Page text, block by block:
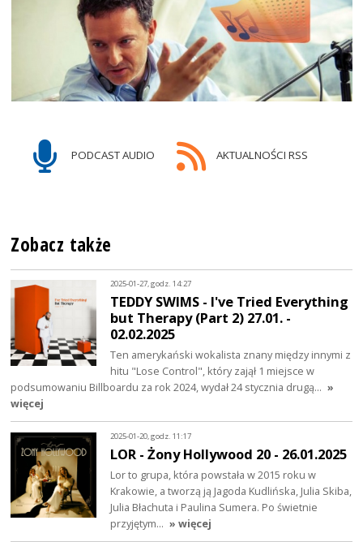
PODCAST AUDIO AKTUALNOŚCI RSS
Zobacz także
2025-01-27, godz. 14:27
TEDDY SWIMS - I've Tried Everything
but Therapy (Part 2) 27.01. -
02.02.2025
Ten amerykański wokalista znany między innymi z
hitu "Lose Control", który zajął 1 miejsce w
podsumowaniu Billboardu za rok 2024, wydał 24 stycznia drugą… »
więcej
2025-01-20, godz. 11:17
LOR - Żony Hollywood 20 - 26.01.2025
Lor to grupa, która powstała w 2015 roku w
Krakowie, a tworzą ją Jagoda Kudlińska, Julia Skiba,
Julia Błachuta i Paulina Sumera. Po świetnie
przyjętym… » więcej